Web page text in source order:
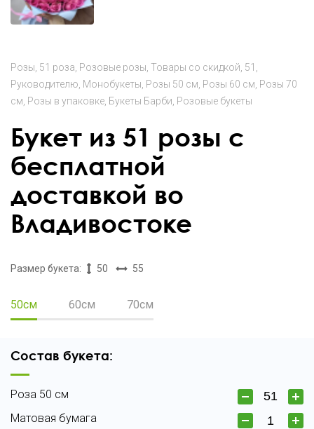
Розы 51 роза Розовые розы Товары со скидкой 51
Руководителю Монобукеты Розы 50 см Розы 60 см Розы 70
см Розы в упаковке Букеты Барби Розовые букеты
Букет из 51 розы с
бесплатной
доставкой во
Владивостоке
Размер букета: 50 55
50см 60см 70см
Состав букета:
Роза 50 см
Матовая бумага